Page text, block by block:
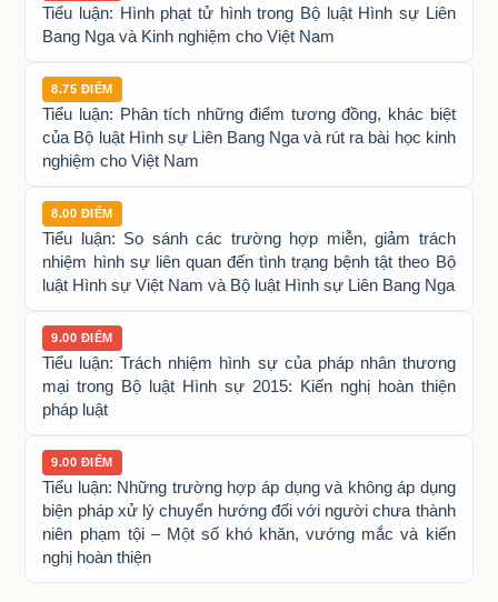
Tiểu luận: Hình phạt tử hình trong Bộ luật Hình sự Liên
Bang Nga và Kinh nghiệm cho Việt Nam
8.75 ĐIỂM
Tiểu luận: Phân tích những điểm tương đồng, khác biệt
của Bộ luật Hình sự Liên Bang Nga và rút ra bài học kinh
nghiệm cho Việt Nam
8.00 ĐIỂM
Tiểu luận: So sánh các trường hợp miễn, giảm trách
nhiệm hình sự liên quan đến tình trạng bệnh tật theo Bộ
luật Hình sự Việt Nam và Bộ luật Hình sự Liên Bang Nga
9.00 ĐIỂM
Tiểu luận: Trách nhiệm hình sự của pháp nhân thương
mại trong Bộ luật Hình sự 2015: Kiến nghị hoàn thiện
pháp luật
9.00 ĐIỂM
Tiểu luận: Những trường hợp áp dụng và không áp dụng
biện pháp xử lý chuyển hướng đối với người chưa thành
niên phạm tội – Một số khó khăn, vướng mắc và kiến
nghị hoàn thiện